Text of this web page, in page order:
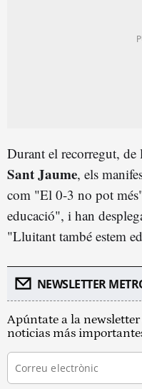
Durant el recorregut, de
Sant Jaume, els
com "El 0-3 no pot
educació", i han
"Lluitant també estem
NEWSLETTER
Apúntate a la
noticias más